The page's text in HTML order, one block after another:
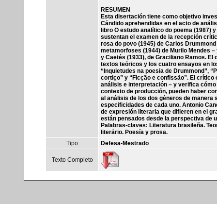
RESUMEN
Esta disertación tiene como objetivo
Cándido aprehendidas en el acto de
libro O estudo analítico do poema (1987)
sustentan el examen de la recepción
rosa do povo (1945) de Carlos
metamorfoses (1944) de Murilo Mendes
y Caetés (1933), de Graciliano Ramos.
textos teóricos y los cuatro ensayos en
“Inquietudes na poesia de Drummond”,
cortiço” y “Ficção e confissão”. El
análisis e interpretación – y verifica
contexto de producción, pueden haber
al análisis de los dos géneros de manera
especificidades de cada uno. Antonio
de expresión literaria que difieren en el
están pensados desde la perspectiva de
Palabras-claves: Literatura brasileña.
literário. Poesía y prosa.
Tipo
Defesa-Mestrado
Texto Completo